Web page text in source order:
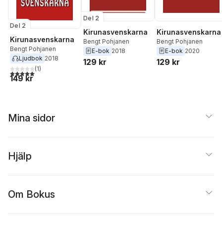
Del 2
Kirunasvenskarna
Bengt Pohjanen
Ljudbok 2018
5,0utav 5 stjärnor. Totalt antal röster:
(1)
149 kr
Del 2
Kirunasvenskarna
Bengt Pohjanen
E-bok 2018
129 kr
Kirunasvenskarna
Bengt Pohjanen
E-bok 2020
129 kr
Mina sidor
Hjälp
Om Bokus